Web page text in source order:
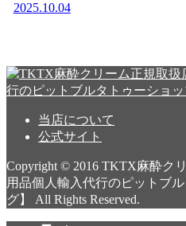
2025.10.04
当店について
公式サイト
Copyright © 2016 TKTX麻酔ク
用品個人輸入代行のピットブ
グ】 All Rights Reserved.